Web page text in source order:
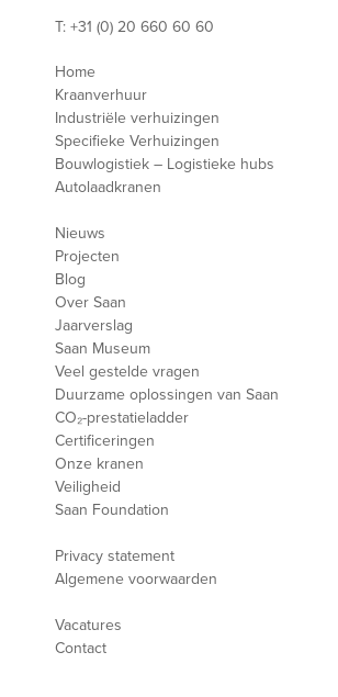
T: +31 (0) 20 660 60 60
Home
Kraanverhuur
Industriële verhuizingen
Specifieke Verhuizingen
Bouwlogistiek – Logistieke hubs
Autolaadkranen
Nieuws
Projecten
Blog
Over Saan
Jaarverslag
Saan Museum
Veel gestelde vragen
Duurzame oplossingen van Saan
CO₂-prestatieladder
Certificeringen
Onze kranen
Veiligheid
Saan Foundation
Privacy statement
Algemene voorwaarden
Vacatures
Contact